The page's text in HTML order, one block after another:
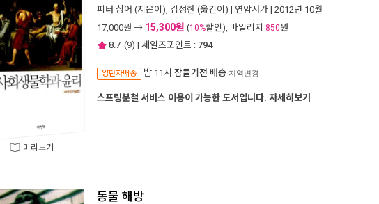
미리보기
피터 싱어 (지은이), 김성한 (옮긴이) | 연암서가 | 2012년 10월
17,000원 → 15,300원 (10%할인), 마일리지 850원
8.7 (9) | 세일즈포인트 : 794
양탄자배송 밤 11시 잠들기전 배송 지역변경
스프링분철 서비스 이용이 가능한 도서입니다. 자세히보기
동물 해방